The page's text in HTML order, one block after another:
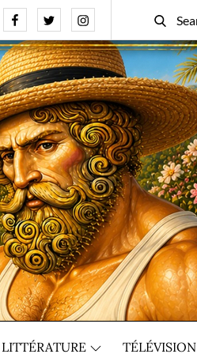
FacebookTwitterInstagram
Search
for:
Search
LITTÉRATURE TÉLÉVISION